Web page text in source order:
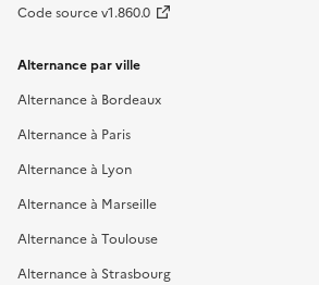
Code source v1.860.0
Alternance par ville
Alternance à Bordeaux
Alternance à Paris
Alternance à Lyon
Alternance à Marseille
Alternance à Toulouse
Alternance à Strasbourg